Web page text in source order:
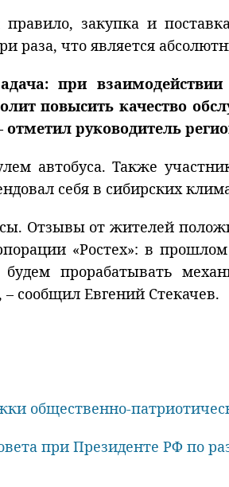
правило, закупка и
раза, что является
при
повысить качество
руководитель
автобуса. Также
себя в сибирских
Отзывы от жителей
«Ростех»: в
прорабатывать
сообщил Евгений Стекачев.
общественно-
при Президенте РФ по